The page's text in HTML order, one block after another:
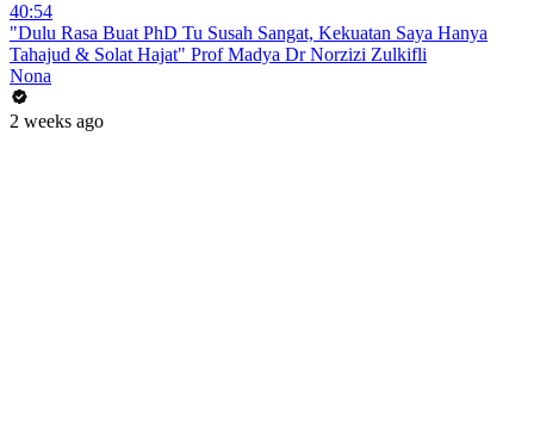
40:54
"Dulu Rasa Buat PhD Tu Susah Sangat, Kekuatan Saya Hanya
Tahajud & Solat Hajat" Prof Madya Dr Norzizi Zulkifli
Nona
2 weeks ago